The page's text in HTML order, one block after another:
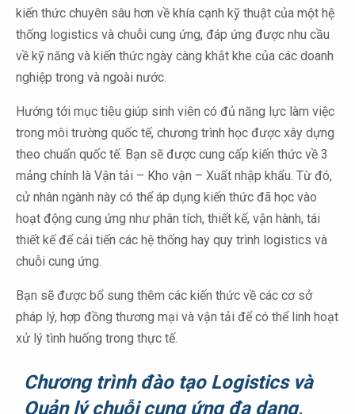
kiến thức chuyên sâu hơn về khía cạnh kỹ thuật của một hệ
thống logistics và chuỗi cung ứng, đáp ứng được nhu cầu
về kỹ năng và kiến thức ngày càng khắt khe của các doanh
nghiệp trong và ngoài nước.
Hướng tới mục tiêu giúp sinh viên có đủ năng lực làm việc
trong môi trường quốc tế, chương trình học được xây dựng
theo chuẩn quốc tế. Bạn sẽ được cung cấp kiến thức về 3
mảng chính là Vận tải – Kho vận – Xuất nhập khẩu. Từ đó,
cử nhân ngành này có thể áp dụng kiến thức đã học vào
hoạt động cung ứng như phân tích, thiết kế, vận hành, tái
thiết kế để cải tiến các hệ thống hay quy trình logistics và
chuỗi cung ứng.
Bạn sẽ được bổ sung thêm các kiến thức về các cơ sở
pháp lý, hợp đồng thương mại và vận tải để có thể linh hoạt
xử lý tình huống trong thực tế.
Chương trình đào tạo Logistics và
Quản lý chuỗi cung ứng đa dạng,